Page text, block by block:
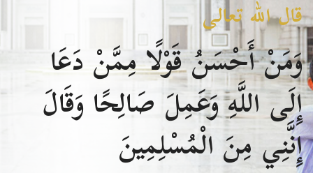
قال الله تعالى
وَمَنْ أَحْسَنُ قَوْلًا مِمَّنْ دَعَا
إِلَى اللَّهِ وَعَمِلَ صَالِحًا وَقَالَ
إِنَّنِي مِنَ الْمُسْلِمِينَ